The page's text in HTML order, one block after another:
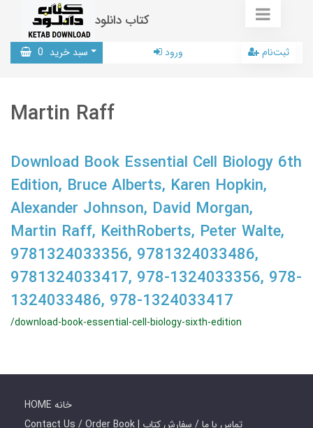
کتاب دانلود
سبد خرید 0 ورود ثبت‌نام
Martin Raff
Download Book Essential Cell Biology 6th
Edition, Bruce Alberts, Karen Hopkin,
Alexander Johnson, David Morgan,
Martin Raff, KeithRoberts, Peter Walte,
9781324033356, 9781324033486,
9781324033417, 978-1324033356, 978-
1324033486, 978-1324033417
/download-book-essential-cell-biology-sixth-edition
HOME خانه
Contact Us / Order Book | تماس با ما / سفارش کتاب